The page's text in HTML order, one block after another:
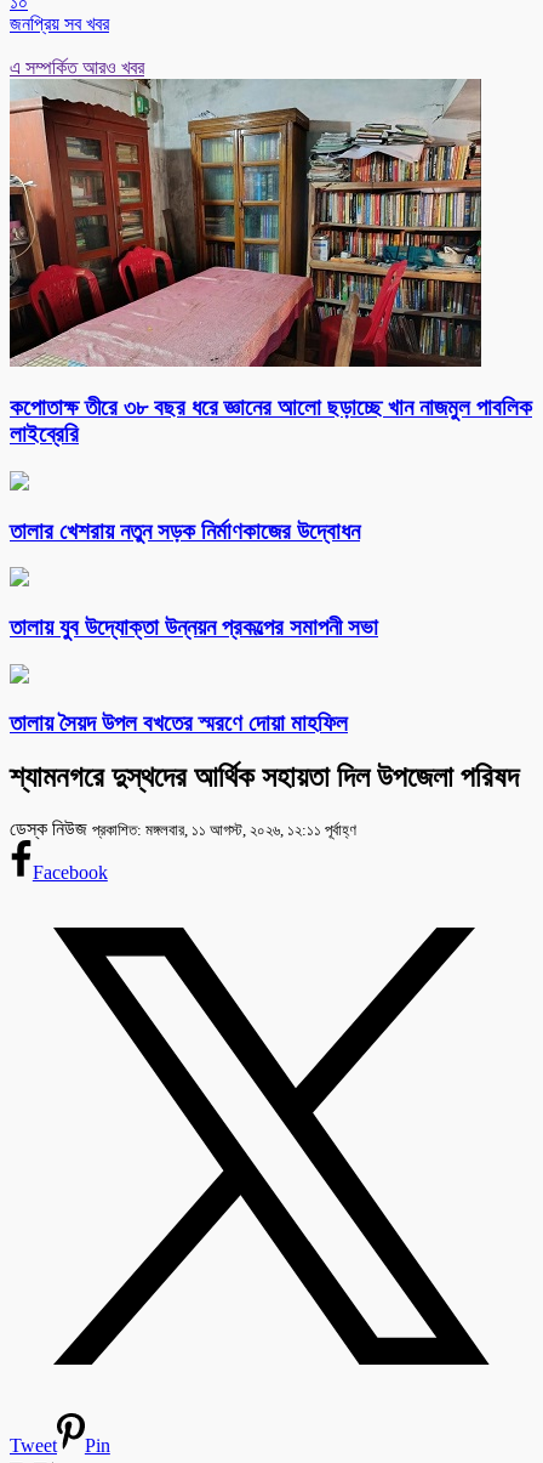
জনপ্রিয় সব খবর
এ সম্পর্কিত আরও খবর
কপোতাক্ষ তীরে ৩৮ বছর ধরে জ্ঞানের আলো ছড়াচ্ছে খান নাজমুল পাবলিক
লাইব্রেরি
তালার খেশরায় নতুন সড়ক নির্মাণকাজের উদ্বোধন
তালায় যুব উদ্যোক্তা উন্নয়ন প্রকল্পের সমাপনী সভা
তালায় সৈয়দ উপল বখতের স্মরণে দোয়া মাহফিল
শ্যামনগরে দুস্থদের আর্থিক সহায়তা দিল উপজেলা পরিষদ
ডেস্ক নিউজ প্রকাশিত: মঙ্গলবার, ১১ আগস্ট, ২০২৬, ১২:১১ পূর্বাহ্ণ
Facebook
Tweet
Pin